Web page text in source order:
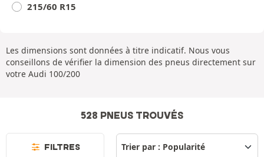
215/60 R15
Les dimensions sont données à titre indicatif. Nous vous
conseillons de vérifier la dimension des pneus directement sur
votre Audi 100/200
528 PNEUS TROUVÉS
FILTRES